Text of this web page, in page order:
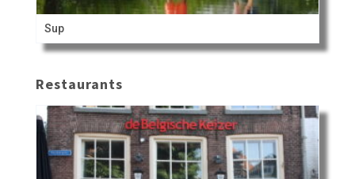
Sup
Restaurants